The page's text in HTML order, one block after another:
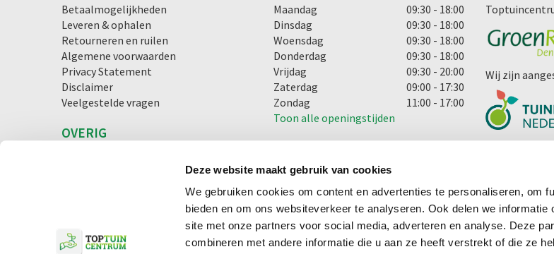
Deze website maakt gebruik van cookies
We gebruiken cookies om content en advertenties te personaliseren, om
bieden en om ons websiteverkeer te analyseren. Ook delen we informatie
site met onze partners voor social media, adverteren en analyse. Deze
combineren met andere informatie die u aan ze heeft verstrekt of die ze
Betaalmogelijkheden
Leveren & ophalen
Retourneren en ruilen
Algemene voorwaarden
Privacy Statement
Disclaimer
Veelgestelde vragen
OVERIG
Maandag
09:30 - 18:00
Dinsdag
09:30 - 18:00
Woensdag
09:30 - 18:00
Donderdag
09:30 - 18:00
Vrijdag
09:30 - 20:00
Zaterdag
09:00 - 17:30
Zondag
11:00 - 17:00
Toon alle openingstijden
Wij zijn
Green Solutions Tuincentrum Overzicht